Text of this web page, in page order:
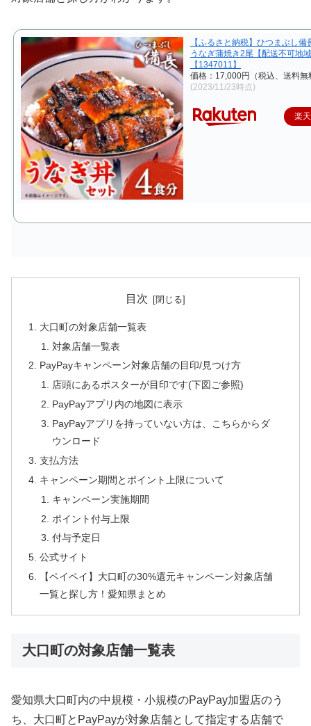
【ふるさと納税】ひつまぶし備
うなぎ蒲焼き2尾【配送不可地
【1347011】
価格：17,000円（税込、送料無
(2023/11/23時点)
楽
目次
大口町の対象店舗一覧表
対象店舗一覧表
PayPayキャンペーン対象店舗の目印/見つけ方
店頭にあるポスターが目印です(下図ご参照)
PayPayアプリ内の地図に表示
PayPayアプリを持っていない方は、こちらからダ
ウンロード
支払方法
キャンペーン期間とポイント上限について
キャンペーン実施期間
ポイント付与上限
付与予定日
公式サイト
【ペイペイ】大口町の30%還元キャンペーン対象店舗
一覧と探し方！愛知県まとめ
大口町の対象店舗一覧表
愛知県大口町内の中規模・小規模のPayPay加盟店のう
ち、大口町とPayPayが対象店舗として指定する店舗で